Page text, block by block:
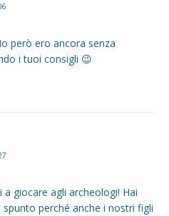
però ero ancora senza
i tuoi consigli 😉
giocare agli archeologi! Hai
perché anche i nostri figli